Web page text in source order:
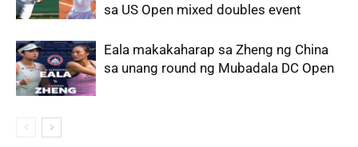
sa US Open mixed doubles event
Eala makakaharap sa Zheng ng China
sa unang round ng Mubadala DC Open